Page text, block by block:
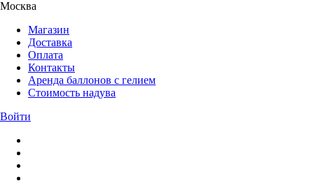
Москва
Магазин
Доставка
Оплата
Контакты
Аренда баллонов с гелием
Стоимость надува
Войти